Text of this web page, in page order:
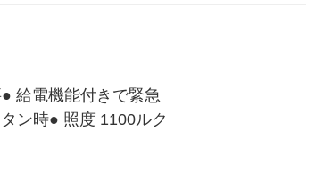
給電機能付きで緊急
ン時● 照度 1100ルク